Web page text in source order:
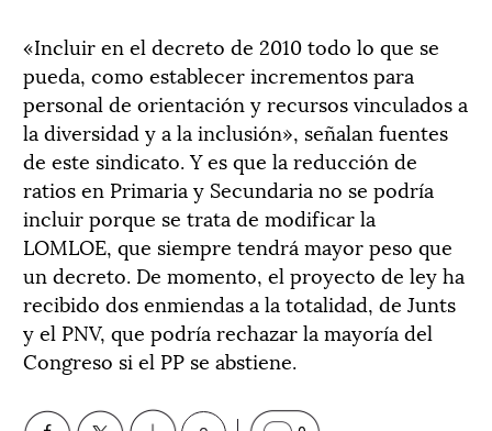
«Incluir en el decreto de 2010 todo lo que se
pueda, como establecer incrementos para
personal de orientación y recursos vinculados a
la diversidad y a la inclusión», señalan fuentes
de este sindicato. Y es que la reducción de
ratios en Primaria y Secundaria no se podría
incluir porque se trata de modificar la
LOMLOE, que siempre tendrá mayor peso que
un decreto. De momento, el proyecto de ley ha
recibido dos enmiendas a la totalidad, de Junts
y el PNV, que podría rechazar la mayoría del
Congreso si el PP se abstiene.